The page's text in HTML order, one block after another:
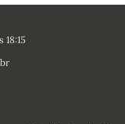
18:15